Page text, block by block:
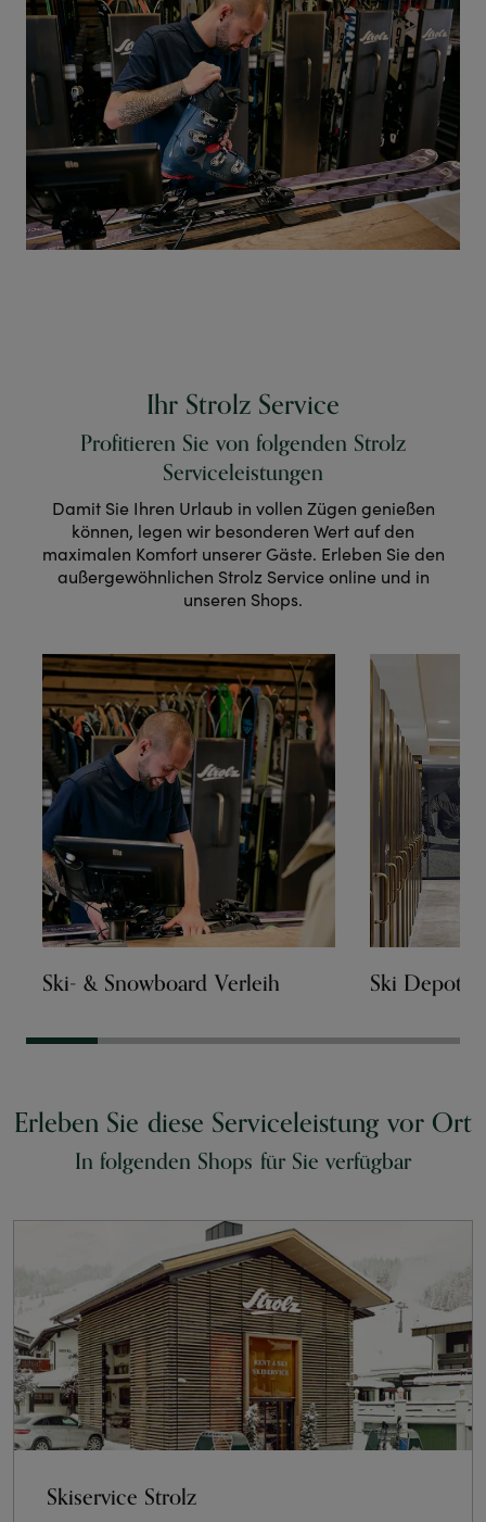
Ihr Strolz Service
Profitieren Sie von folgenden Strolz
Serviceleistungen
Damit Sie Ihren Urlaub in vollen Zügen genießen
können, legen wir besonderen Wert auf den
maximalen Komfort unserer Gäste. Erleben Sie den
außergewöhnlichen Strolz Service online und in
unseren Shops.
Ski- & Snowboard Verleih Ski Depot
Erleben Sie diese Serviceleistung vor Ort
In folgenden Shops für Sie verfügbar
Skiservice Strolz